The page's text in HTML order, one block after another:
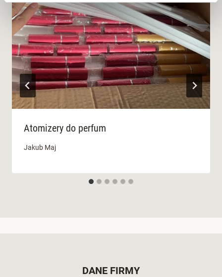
Atomizery do perfum
Jakub Maj
DANE FIRMY